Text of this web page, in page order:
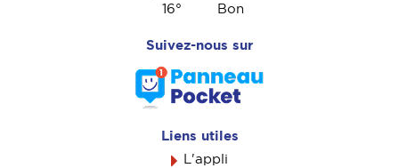
16°
Bon
Suivez-nous sur
Liens utiles
L'appli